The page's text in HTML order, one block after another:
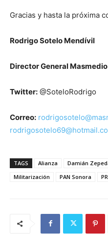
Gracias y hasta la próxima
Rodrigo Sotelo Mendívil
Director General Masmedio
Twitter: @SoteloRodrigo
Correo:
TAGS Alianza Damián
Militarización
PAN Sonora